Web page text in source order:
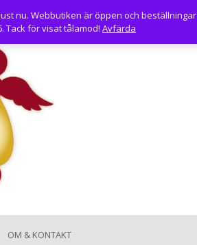
nu. Webbutiken är öppen och
Tack för visat tålamod! Avfärda
OM & KONTAKT